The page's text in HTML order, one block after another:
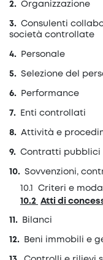
Organizzazione
Consulenti
società controllate
Personale
Selezione del
Performance
Enti controllati
Attività e
Contratti pubblici
Sovvenzioni,
Criteri e
Atti di
Bilanci
Beni immobili e